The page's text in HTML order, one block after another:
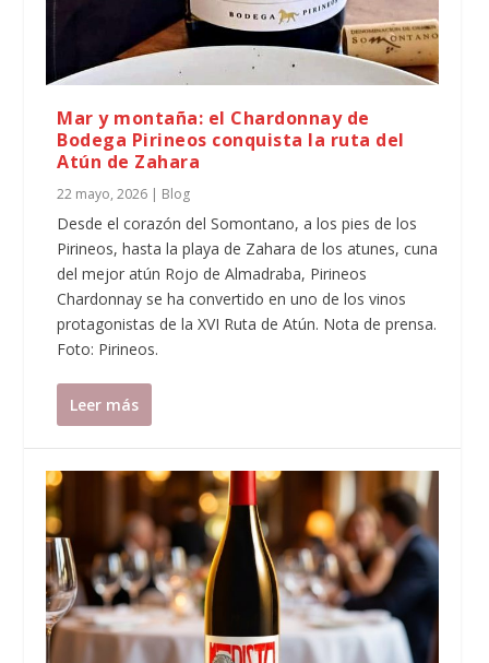
Mar y montaña: el Chardonnay de
Bodega Pirineos conquista la ruta del
Atún de Zahara
22 mayo, 2026 Blog
Desde el corazón del Somontano, a los pies de los
Pirineos, hasta la playa de Zahara de los atunes, cuna
del mejor atún Rojo de Almadraba, Pirineos
Chardonnay se ha convertido en uno de los vinos
protagonistas de la XVI Ruta de Atún. Nota de prensa.
Foto: Pirineos.
Leer más